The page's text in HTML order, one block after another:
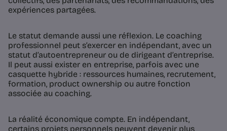
expériences partagées.
Le statut demande aussi une réflexion. Le coaching
professionnel peut s’exercer en indépendant, avec un
statut d’autoentrepreneur ou de dirigeant d’entreprise.
Il peut aussi exister en entreprise, parfois avec une
casquette hybride : ressources humaines, recrutement,
formation, product ownership ou autre fonction
associée au coaching.
La réalité économique compte. En indépendant,
certains projets personnels peuvent devenir plus